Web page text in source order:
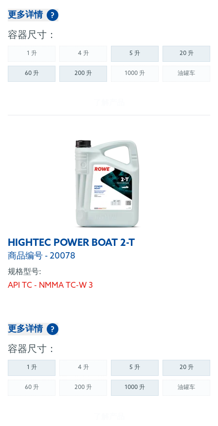
更多详情 ?
容器尺寸：
1 升(Not available) 4 升(Not available) 5 升 20 升
60 升 200 升 1000 升(Not available) 油罐车
(Not
HIGHTEC POWER BOAT 2-T
商品编号 - 20078
规格型号:
API TC - NMMA TC-W 3
更多详情 ?
容器尺寸：
1 升 4 升(Not available) 5 升 20 升
60 升(Not available) 200 升(Not available) 1000 升 油罐车
(Not